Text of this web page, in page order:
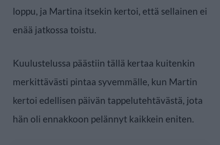
loppu, ja Martina itsekin kertoi, että sellainen ei
enää jatkossa toistu.
Kuulustelussa päästiin tällä kertaa kuitenkin
merkittävästi pintaa syvemmälle, kun Martin
kertoi edellisen päivän tappelutehtävästä, jota
hän oli ennakkoon pelännyt kaikkein eniten.